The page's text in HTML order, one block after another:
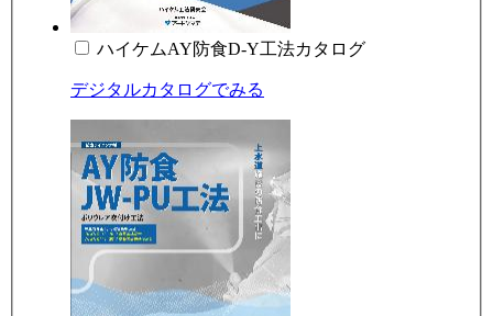
ハイケムAY防食D-Y工法カタログ
デジタルカタログでみる